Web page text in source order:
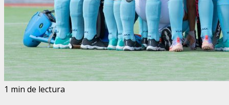
1 min de lectura